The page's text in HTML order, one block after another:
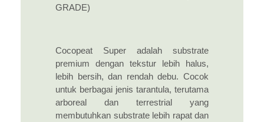
GRADE)
Cocopeat Super adalah substrate
premium dengan tekstur lebih halus,
lebih bersih, dan rendah debu. Cocok
untuk berbagai jenis tarantula, terutama
arboreal dan terrestrial yang
membutuhkan substrate lebih rapat dan